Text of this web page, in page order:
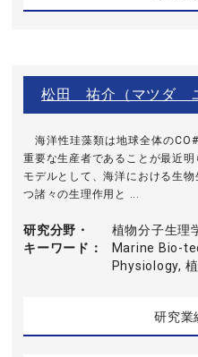
松田 祐介（マツダ
海洋性珪藻類は地球全体の
重要な生産者であることが最近
モデルとして、海洋における生
つ諸々の生理作用と ...
研究分野・
キーワード
植物分子生理
Marine Bio-
Physiology,
研究業